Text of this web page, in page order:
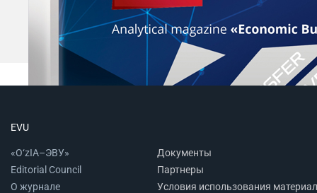
EVU
«O‘zIA–ЭВУ»
Editorial Council
О журнале
Документы
Партнеры
Условия использования